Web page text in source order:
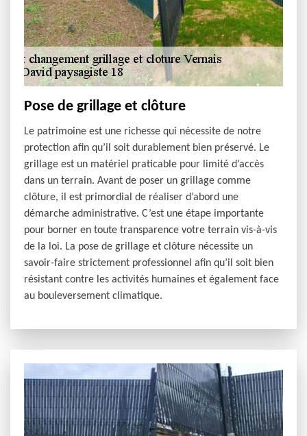
Pose de grillage et clôture
Le patrimoine est une richesse qui nécessite de notre
protection afin qu’il soit durablement bien préservé. Le
grillage est un matériel praticable pour limité d’accès
dans un terrain. Avant de poser un grillage comme
clôture, il est primordial de réaliser d’abord une
démarche administrative. C’est une étape importante
pour borner en toute transparence votre terrain vis-à-vis
de la loi. La pose de grillage et clôture nécessite un
savoir-faire strictement professionnel afin qu’il soit bien
résistant contre les activités humaines et également face
au bouleversement climatique.